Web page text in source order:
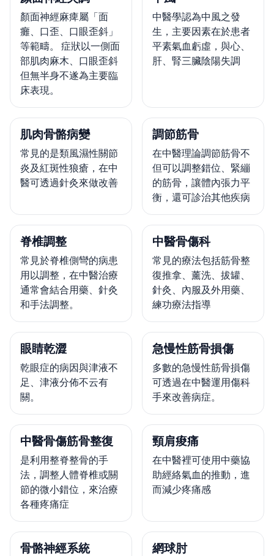
顏面神經麻痺屬「面
癱、口歪、口眼歪斜」
等範疇。 症狀以一側面
部肌肉麻木、口眼歪斜
但無半身不遂為主要臨
床表現。
中醫學認為中風之發
生，主要因素在於患者
平素氣血虧虛，與心、
肝、腎三臟陰陽失調
肌肉骨骼病變
常見的是類風濕性關節
炎及紅斑性狼瘡，在中
醫可透過針灸來做改善
調節筋骨
在中醫理論調節筋骨不
但可以調整錯位、緊繃
的筋骨，讓體內張力平
衡，還可診治其他疾病
脊椎調整
常見於脊椎側彎的病患
用以調整，在中醫治療
通常會結合用藥、針灸
和手法調整。
中醫骨傷科
常見的療法包括筋骨整
復推拿、薰洗、拔罐、
針灸、內服及外用藥、
練功療法指導
眼睛乾澀
乾眼症的病因與津液不
足、津液分佈不云有
關。
急慢性筋骨損傷
多數的急慢性筋骨損傷
可透過在中醫運用傷科
手來改善病症。
中醫骨傷筋骨整復
是利用整脊整骨的手
法，調整人體脊椎或關
節的微小錯位，來治療
各種疼痛症
頸肩痠痛
在中醫裡可使用中藥協
助經絡氣血的推動，進
而減少疼痛感
骨骼神經系統 網球肘